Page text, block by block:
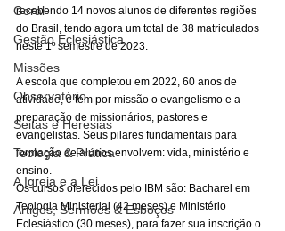
Geral
Gestão Eclesiástica
Missões
Observatório
Seitas e Heresias
Teologia & Prática
A Igreja e a Lei
Artigos, Sermões & Esboços
recebendo 14 novos alunos de diferentes regiões
do Brasil, tendo agora um total de 38 matriculados
neste 1º semestre de 2023.
A escola que completou em 2022, 60 anos de
atividade, e tem por missão o evangelismo e a
preparação de missionários, pastores e
evangelistas. Seus pilares fundamentais para
formação de alunos envolvem: vida, ministério e
ensino.
Os cursos oferecidos pelo IBM são: Bacharel em
Teologia Ministerial (42 meses) e Ministério
Eclesiástico (30 meses), para fazer sua inscrição o